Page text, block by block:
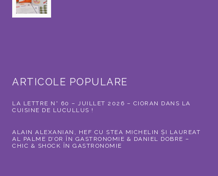
ARTICOLE POPULARE
LA LETTRE N° 60 – JUILLET 2026 – CIORAN DANS LA
CUISINE DE LUCULLUS !
ALAIN ALEXANIAN, HEF CU STEA MICHELIN ȘI LAUREAT
AL PALME D’OR ÎN GASTRONOMIE & DANIEL DOBRE –
CHIC & SHOCK ÎN GASTRONOMIE